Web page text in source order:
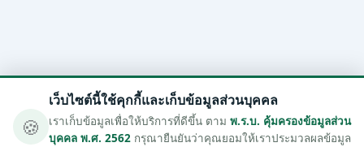
🍪
เว็บไซต์นี้ใช้คุกกี้และเก็บข้อมูลส่วนบุคคล
เราเก็บข้อมูลเพื่อให้บริการที่ดีขึ้น ตาม พ.ร.บ. คุ้มครองข้อมูลส่วน
บุคคล พ.ศ. 2562 กรุณายืนยันว่าคุณยอมให้เราประมวลผลข้อมูล